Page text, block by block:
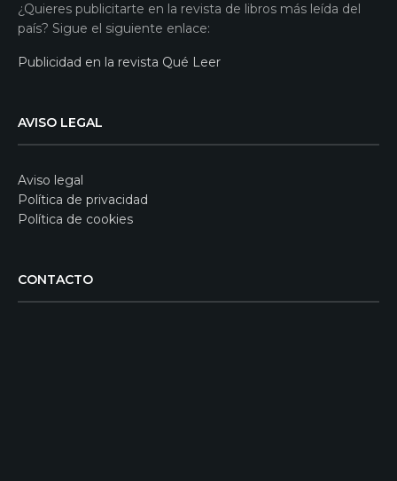
¿Quieres publicitarte en la revista de libros más leída del
país? Sigue el siguiente enlace:
Publicidad en la revista Qué Leer
AVISO LEGAL
Aviso legal
Política de privacidad
Política de cookies
CONTACTO